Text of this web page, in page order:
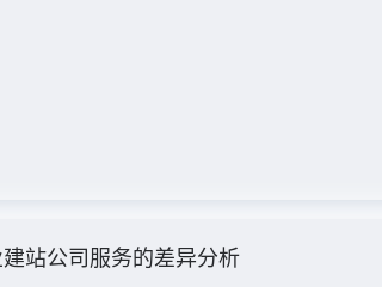
站公司服务的差异分析